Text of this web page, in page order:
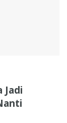
Jadi